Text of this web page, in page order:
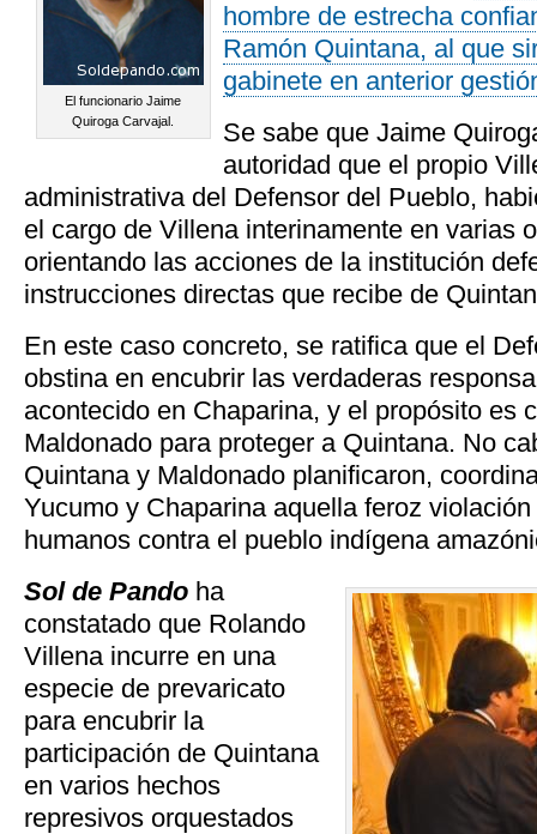
El funcionario Jaime
Quiroga Carvajal.
hombre de estrecha
Ramón Quintana, al que
gabinete en anterior
Se sabe que Jaime
autoridad que el propio
administrativa del Defensor del Pueblo,
el cargo de Villena interinamente en varias
orientando las acciones de la institución
instrucciones directas que recibe de
En este caso concreto, se ratifica que el
obstina en encubrir las verdaderas
acontecido en Chaparina, y el propósito es
Maldonado para proteger a Quintana. No
Quintana y Maldonado planificaron,
Yucumo y Chaparina aquella feroz
humanos contra el pueblo indígena
Sol de Pando ha
constatado que Rolando
Villena incurre en una
especie de prevaricato
para encubrir la
participación de Quintana
en varios hechos
represivos orquestados